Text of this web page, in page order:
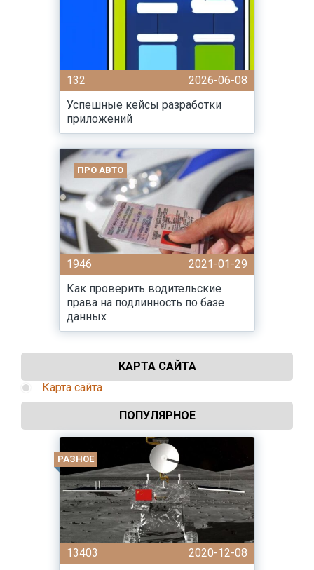
132
2026-06-08
Успешные кейсы разработки
приложений
ПРО АВТО
1946
2021-01-29
Как проверить водительские
права на подлинность по базе
данных
КАРТА САЙТА
Карта сайта
ПОПУЛЯРНОЕ
РАЗНОЕ
13403
2020-12-08